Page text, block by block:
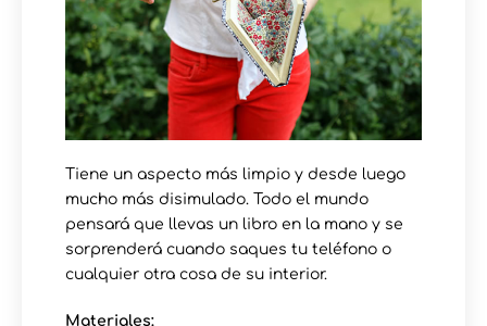
Tiene un aspecto más limpio y desde luego
mucho más disimulado. Todo el mundo
pensará que llevas un libro en la mano y se
sorprenderá cuando saques tu teléfono o
cualquier otra cosa de su interior.
Materiales: